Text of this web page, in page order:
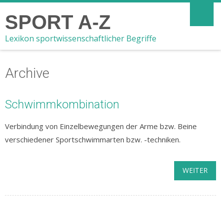
SPORT A-Z
Lexikon sportwissenschaftlicher Begriffe
Archive
Schwimmkombination
Verbindung von Einzelbewegungen der Arme bzw. Beine
verschiedener Sportschwimmarten bzw. -techniken.
WEITER